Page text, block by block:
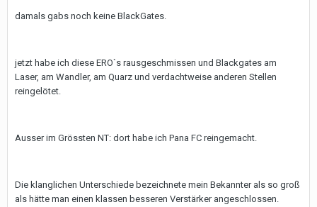
damals gabs noch keine BlackGates.
jetzt habe ich diese ERO`s rausgeschmissen und Blackgates am
Laser, am Wandler, am Quarz und verdachtweise anderen Stellen
reingelötet.
Ausser im Grössten NT: dort habe ich Pana FC reingemacht.
Die klanglichen Unterschiede bezeichnete mein Bekannter als so groß
als hätte man einen klassen besseren Verstärker angeschlossen.